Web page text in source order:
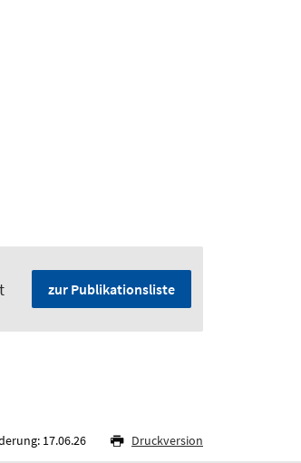
zur Publikationsliste
17.06.26 Druckversion